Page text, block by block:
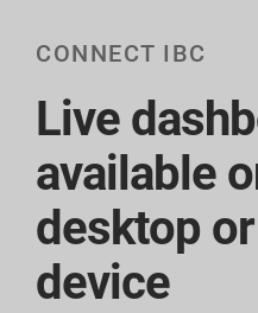
CONNECT IBC
Live
available
desktop
device